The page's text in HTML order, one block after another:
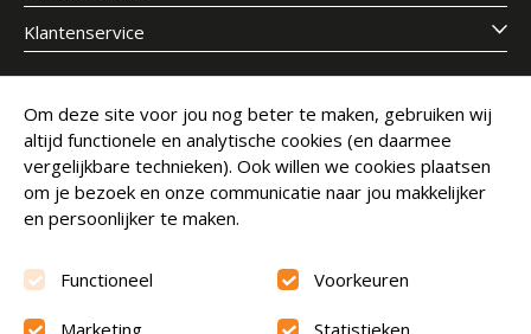
Klantenservice
Meld je aan voor onze nieuwsbrief
E-mailadres
Abonneer
Om deze site voor jou nog beter te maken, gebruiken wij
altijd functionele en analytische cookies (en daarmee
vergelijkbare technieken). Ook willen we cookies plaatsen
om je bezoek en onze communicatie naar jou makkelijker
en persoonlijker te maken.
Functioneel Voorkeuren
Marketing Statistieken